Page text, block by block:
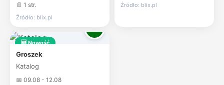
📄 1 str.
Źródło: blix.pl
Źródło: blix.pl
🆕 Nowość
Groszek
Katalog
📅 09.08 - 12.08